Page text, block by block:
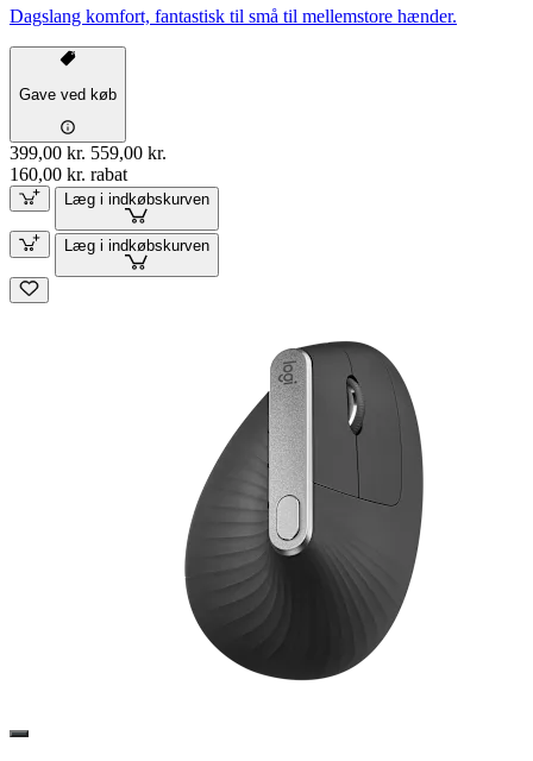
Dagslang komfort, fantastisk til små til mellemstore hænder.
Gave ved køb
399,00 kr. 559,00 kr.
160,00 kr. rabat
Læg i indkøbskurven
Læg i indkøbskurven